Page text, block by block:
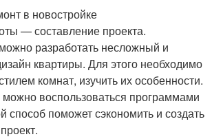
в новостройке
— составление проекта.
разработать несложный и
квартиры. Для этого необходимо
комнат, изучить их особенности.
воспользоваться программами
способ поможет сэкономить и создать